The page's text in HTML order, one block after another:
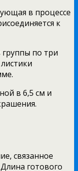
в процессе
к
по три
в 6,5 см и
связанное
готового